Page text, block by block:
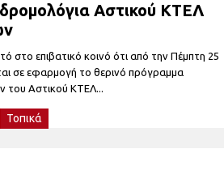
Αστικού ΚΤΕΛ
στο επιβατικό κοινό ότι από την Πέμπτη 25
σε εφαρμογή το θερινό πρόγραμμα
του Αστικού ΚΤΕΛ...
Τοπικά